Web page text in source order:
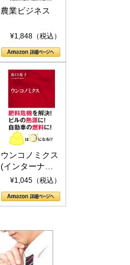
農業ビジネス
¥1,848（税込）
ウンコノミクス
(インターナシ
ョナル新書)
¥1,045（税込）